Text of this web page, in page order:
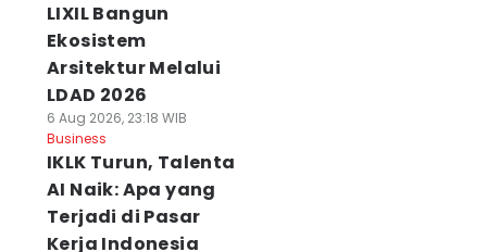
LIXIL Bangun
Ekosistem
Arsitektur Melalui
LDAD 2026
6 Aug 2026, 23:18 WIB
Business
IKLK Turun, Talenta
AI Naik: Apa yang
Terjadi di Pasar
Kerja Indonesia